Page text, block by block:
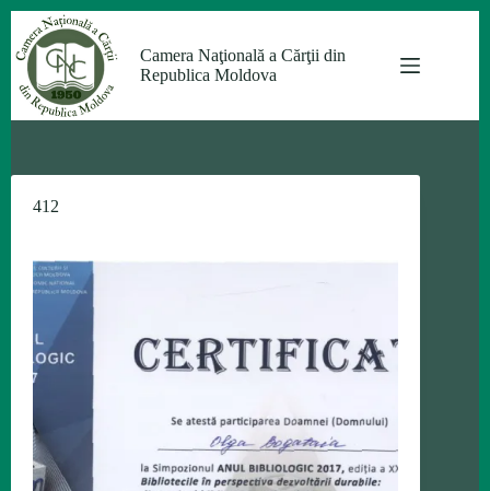
conținut
Camera Naţională a Cărţii din
Republica Moldova
412